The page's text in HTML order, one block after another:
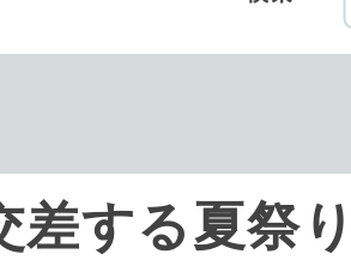
差する夏祭